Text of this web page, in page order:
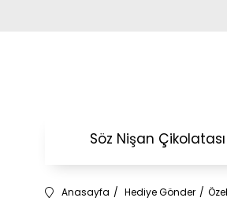
Söz Nişan Çikolatası
Anasayfa Hediye Gönder